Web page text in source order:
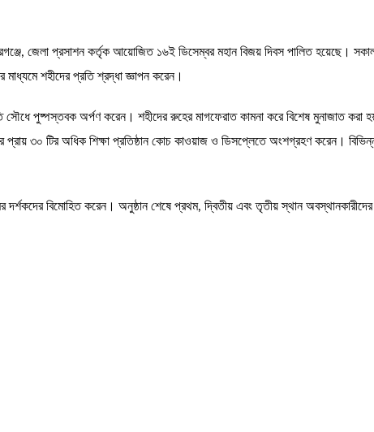
জেলা প্রসাশন কর্তৃক আয়োজিত ১৬ই ডিসেম্বর মহান বিজয় দিবস পালিত হয়েছে।
শহীদের প্রতি শ্রদ্ধা জ্ঞাপন করেন।
সৌধে পুষ্পস্তবক অর্পণ করেন। শহীদের রুহের মাগফেরাত কামনা করে বিশেষ মুনাজাত
৩০ টির অধিক শিক্ষা প্রতিষ্ঠান কোচ কাওয়াজ ও ডিসপ্লেতে অংশগ্রহণ করেন।
বিমোহিত করেন। অনুষ্ঠান শেষে প্রথম, দ্বিতীয় এবং তৃতীয় স্থান